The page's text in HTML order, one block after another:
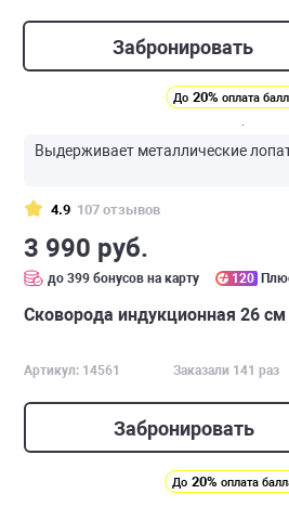
Забронировать
До 20% оплата
Выдерживает металлические
4.9 107 отзывов
3 990 руб.
до 399 бонусов на карту 120
Сковорода индукционная 26 см
Артикул: 14561 Заказали 141 раз
Забронировать
До 20% оплата